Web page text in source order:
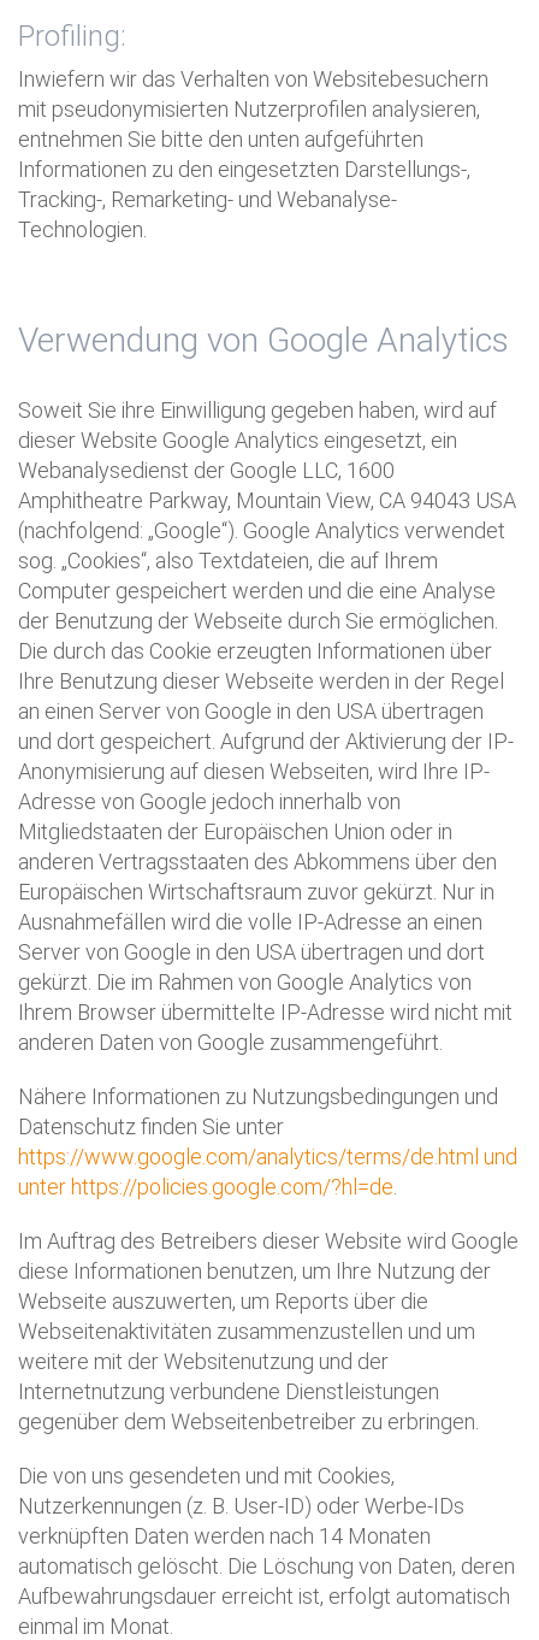
Profiling:
Inwiefern wir das Verhalten von Websitebesuchern
mit pseudonymisierten Nutzerprofilen analysieren,
entnehmen Sie bitte den unten aufgeführten
Informationen zu den eingesetzten Darstellungs-,
Tracking-, Remarketing- und Webanalyse-
Technologien.
Verwendung von Google Analytics
Soweit Sie ihre Einwilligung gegeben haben, wird auf
dieser Website Google Analytics eingesetzt, ein
Webanalysedienst der Google LLC, 1600
Amphitheatre Parkway, Mountain View, CA 94043 USA
(nachfolgend: „Google“). Google Analytics verwendet
sog. „Cookies“, also Textdateien, die auf Ihrem
Computer gespeichert werden und die eine Analyse
der Benutzung der Webseite durch Sie ermöglichen.
Die durch das Cookie erzeugten Informationen über
Ihre Benutzung dieser Webseite werden in der Regel
an einen Server von Google in den USA übertragen
und dort gespeichert. Aufgrund der Aktivierung der IP-
Anonymisierung auf diesen Webseiten, wird Ihre IP-
Adresse von Google jedoch innerhalb von
Mitgliedstaaten der Europäischen Union oder in
anderen Vertragsstaaten des Abkommens über den
Europäischen Wirtschaftsraum zuvor gekürzt. Nur in
Ausnahmefällen wird die volle IP-Adresse an einen
Server von Google in den USA übertragen und dort
gekürzt. Die im Rahmen von Google Analytics von
Ihrem Browser übermittelte IP-Adresse wird nicht mit
anderen Daten von Google zusammengeführt.
Nähere Informationen zu Nutzungsbedingungen und
Datenschutz finden Sie unter
https://www.google.com/analytics/terms/de.html und
unter https://policies.google.com/?hl=de
Im Auftrag des Betreibers dieser Website wird Google
diese Informationen benutzen, um Ihre Nutzung der
Webseite auszuwerten, um Reports über die
Webseitenaktivitäten zusammenzustellen und um
weitere mit der Websitenutzung und der
Internetnutzung verbundene Dienstleistungen
gegenüber dem Webseitenbetreiber zu erbringen.
Die von uns gesendeten und mit Cookies,
Nutzerkennungen (z. B. User-ID) oder Werbe-IDs
verknüpften Daten werden nach 14 Monaten
automatisch gelöscht. Die Löschung von Daten, deren
Aufbewahrungsdauer erreicht ist, erfolgt automatisch
einmal im Monat.